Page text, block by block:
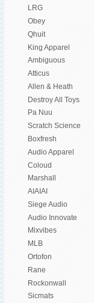
LRG
Obey
Qhuit
King Apparel
Ambiguous
Atticus
Allen & Heath
Destroy All Toys
Pa Nuu
Scratch Science
Boxfresh
Audio Apparel
Coloud
Marshall
AIAIAI
Siege Audio
Audio Innovate
Mixvibes
MLB
Ortofon
Rane
Rockonwall
Sicmats